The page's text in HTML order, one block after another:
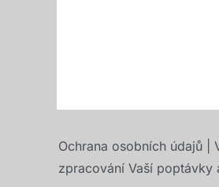
Ochrana osobních údajů |
zpracování Vaší poptávky